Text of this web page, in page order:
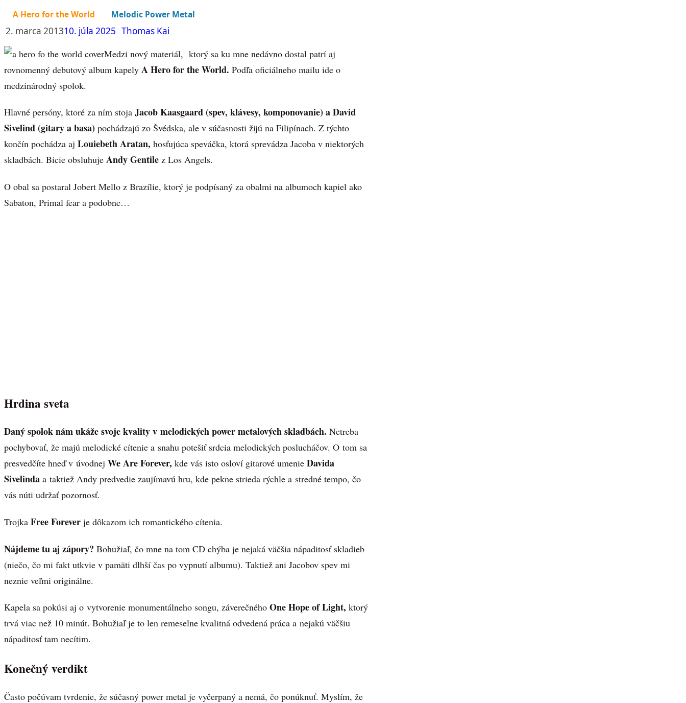
A Hero for the World Melodic Power Metal
2. marca 201310. júla 2025 Thomas Kai
Medzi nový materiál, ktorý sa ku mne nedávno dostal patrí aj
rovnomenný debutový album kapely A Hero for the World. Podľa oficiálneho mailu ide o
medzinárodný spolok.
Hlavné persóny, ktoré za ním stoja Jacob Kaasgaard (spev, klávesy, komponovanie) a David
Sivelind (gitary a basa) pochádzajú zo Švédska, ale v súčasnosti žijú na Filipínach. Z týchto
končín pochádza aj Louiebeth Aratan, hosťujúca speváčka, ktorá sprevádza Jacoba v niektorých
skladbách. Bicie obsluhuje Andy Gentile z Los Angels.
O obal sa postaral Jobert Mello z Brazílie, ktorý je podpísaný za obalmi na albumoch kapiel ako
Sabaton, Primal fear a podobne…
Hrdina sveta
Daný spolok nám ukáže svoje kvality v melodických power metalových skladbách. Netreba
pochybovať, že majú melodické cítenie a snahu potešiť srdcia melodických poslucháčov. O tom sa
presvedčíte hneď v úvodnej We Are Forever, kde vás isto osloví gitarové umenie Davida
Sivelinda a taktiež Andy predvedie zaujímavú hru, kde pekne strieda rýchle a stredné tempo, čo
vás núti udržať pozornosť.
Trojka Free Forever je dôkazom ich romantického cítenia.
Nájdeme tu aj zápory? Bohužiaľ, čo mne na tom CD chýba je nejaká väčšia nápaditosť skladieb
(niečo, čo mi fakt utkvie v pamäti dlhší čas po vypnutí albumu). Taktiež ani Jacobov spev mi
neznie veľmi originálne.
Kapela sa pokúsi aj o vytvorenie monumentálneho songu, záverečného One Hope of Light, ktorý
trvá viac než 10 minút. Bohužiaľ je to len remeselne kvalitná odvedená práca a nejakú väčšiu
nápaditosť tam necítim.
Konečný verdikt
Často počúvam tvrdenie, že súčasný power metal je vyčerpaný a nemá, čo ponúknuť. Myslím, že